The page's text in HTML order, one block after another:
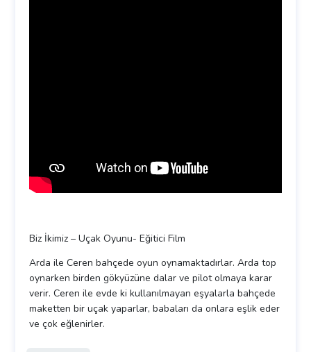
Biz İkimiz – Uçak Oyunu- Eğitici Film
Arda ile Ceren bahçede oyun oynamaktadırlar. Arda top
oynarken birden gökyüzüne dalar ve pilot olmaya karar
verir. Ceren ile evde ki kullanılmayan eşyalarla bahçede
maketten bir uçak yaparlar, babaları da onlara eşlik eder
ve çok eğlenirler.